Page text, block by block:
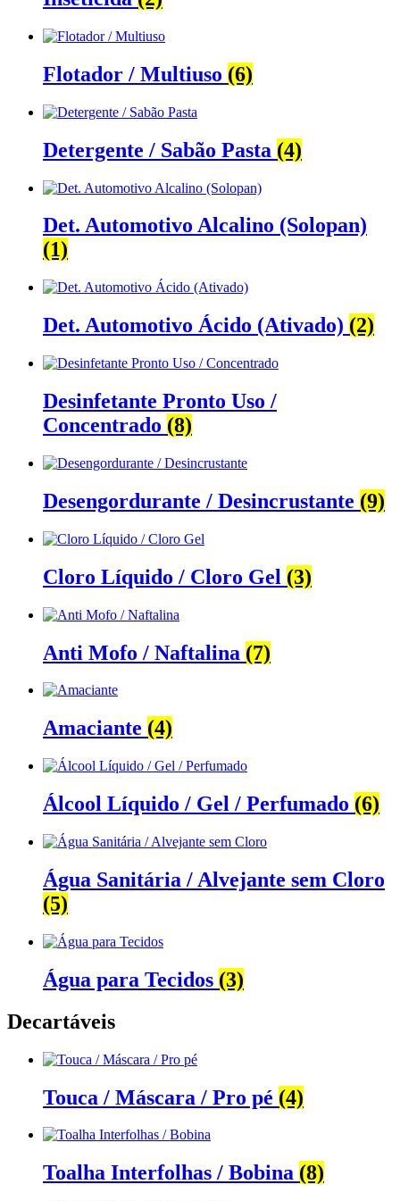
Flotador / Multiuso (6)
Detergente / Sabão Pasta (4)
Det. Automotivo Alcalino (Solopan)
(1)
Det. Automotivo Ácido (Ativado) (2)
Desinfetante Pronto Uso /
Concentrado (8)
Desengordurante / Desincrustante (9)
Cloro Líquido / Cloro Gel (3)
Anti Mofo / Naftalina (7)
Amaciante (4)
Álcool Líquido / Gel / Perfumado (6)
Água Sanitária / Alvejante sem Cloro
(5)
Água para Tecidos (3)
Decartáveis
Touca / Máscara / Pro pé (4)
Toalha Interfolhas / Bobina (8)